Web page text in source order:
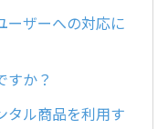
ーザーへの対応に
すか？
タル商品を利用す